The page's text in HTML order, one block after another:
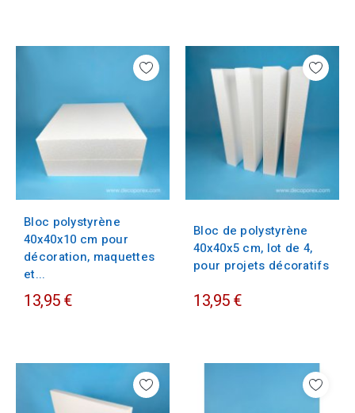
Bloc polystyrène
40x40x10 cm pour
décoration, maquettes
et...
13,95 €
Bloc de polystyrène
40x40x5 cm, lot de 4,
pour projets décoratifs
13,95 €